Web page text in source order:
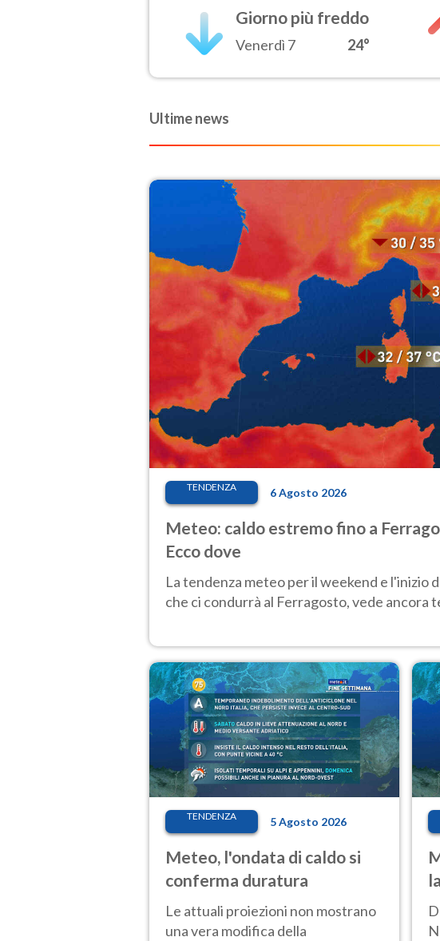
Giorno più freddo
Venerdì 7 24°
Ultime news
TENDENZA 6 Agosto 2026
Meteo: caldo estremo fino a
Ecco dove
La tendenza meteo per il weekend e l'inizio
che ci condurrà al Ferragosto, vede ancora
TENDENZA 5 Agosto 2026
Meteo, l'ondata di caldo si
conferma duratura
Le attuali proiezioni non mostrano
una vera modifica della